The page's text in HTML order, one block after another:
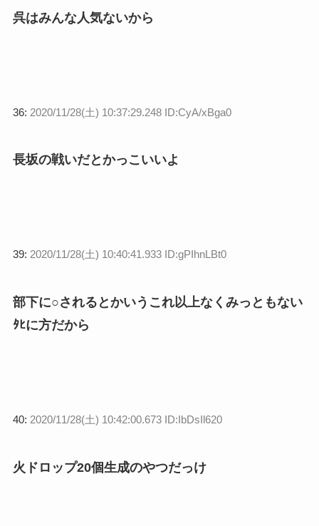
呉はみんな人気ないから
36: 2020/11/28(土) 10:37:29.248 ID:CyA/xBga0
長坂の戦いだとかっこいいよ
39: 2020/11/28(土) 10:40:41.933 ID:gPIhnLBt0
部下に○されるとかいうこれ以上なくみっともない
ﾀﾋに方だから
40: 2020/11/28(土) 10:42:00.673 ID:IbDsIl620
火ドロップ20個生成のやつだっけ